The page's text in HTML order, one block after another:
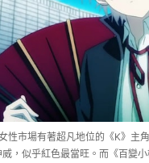
性市場有著超凡地位的《K》主
，似乎紅色最當旺。而《百變